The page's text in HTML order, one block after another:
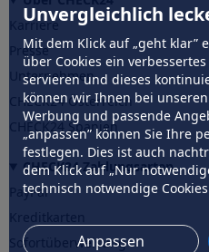
Unvergleichlich
Mit dem Klick auf „geht klar”
über Cookies ein
servieren und dieses
können wir Ihnen bei
Werbung und passende
„anpassen” können Sie Ihre
festlegen. Dies ist auch
dem Klick auf „Nur
technisch notwendige
Anpassen
Karriere
Presse
Unternehmen
CHECK24 Österreich
CHECK24 Spanien
CHECK24 Zahlungsarten
PayPal
Sofortüberweisung